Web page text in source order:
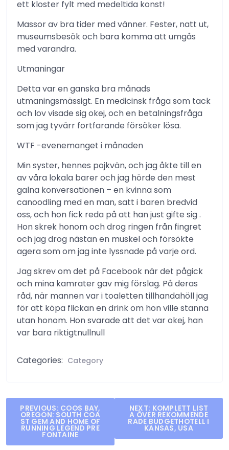
ett kloster fylt med medeltida konst!
Massor av bra tider med vänner. Fester, natt ut,
museumsbesök och bara komma att umgås
med varandra.
Utmaningar
Detta var en ganska bra månads
utmaningsmässigt. En medicinsk fråga som tack
och lov visade sig okej, och en betalningsfråga
som jag tyvärr fortfarande försöker lösa.
WTF -evenemanget i månaden
Min syster, hennes pojkvän, och jag åkte till en
av våra lokala barer och jag hörde den mest
galna konversationen – en kvinna som
canoodling med en man, satt i baren bredvid
oss, och hon fick reda på att han just gifte sig .
Hon skrek honom och drog ringen från fingret
och jag drog nästan en muskel och försökte
agera som om jag inte lyssnade på varje ord.
Jag skrev om det på Facebook när det pågick
och mina kamrater gav mig förslag. På deras
råd, när mannen var i toaletten tillhandahöll jag
för att köpa flickan en drink om hon ville stanna
utan honom. Hon svarade att det var okej, han
var bara riktigtnullnull
Categories: Category
Post
navigation
PREVIOUS: COOS BAY,
OREGON: SOUTH COA
ST GEM AND HOME OF
RUNNING LEGEND PRE
FONTAINE
NEXT: KOMPLETT LIST
A ÖVER REKOMMENDE
RADE BUDGETHOTELL I
KANSAS, USA